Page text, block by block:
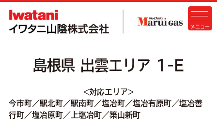
島根県 出雲エリア 1-E
<対応エリア>
今市町／駅北町／駅南町／塩冶町／塩冶有原町／塩冶善
行町／塩冶原町／上塩冶町／築山新町